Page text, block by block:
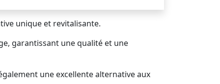
unique et revitalisante.
garantissant une qualité et une
une excellente alternative aux